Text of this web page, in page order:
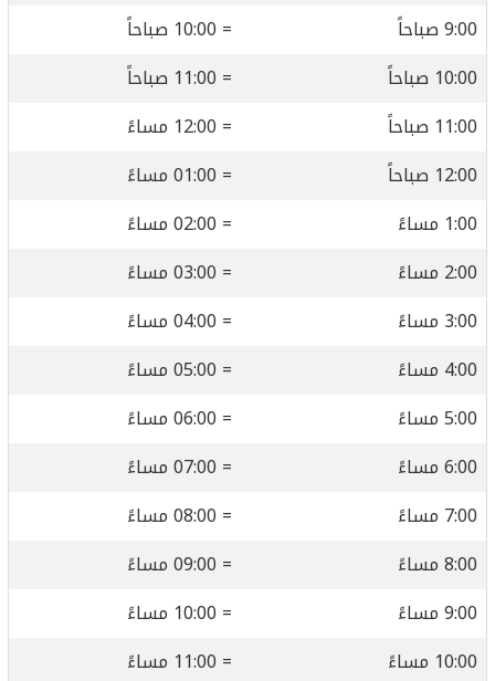
9:00 صباحاً
= 10:00 صباحاً
10:00 صباحاً
= 11:00 صباحاً
11:00 صباحاً
= 12:00 مساءً
12:00 صباحاً
= 01:00 مساءً
1:00 مساءً
= 02:00 مساءً
2:00 مساءً
= 03:00 مساءً
3:00 مساءً
= 04:00 مساءً
4:00 مساءً
= 05:00 مساءً
5:00 مساءً
= 06:00 مساءً
6:00 مساءً
= 07:00 مساءً
7:00 مساءً
= 08:00 مساءً
8:00 مساءً
= 09:00 مساءً
9:00 مساءً
= 10:00 مساءً
10:00 مساءً
= 11:00 مساءً